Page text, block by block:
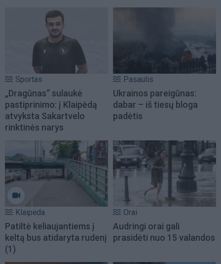
Sportas
„Dragūnas“ sulaukė
pastiprinimo: į Klaipėdą
atvyksta Sakartvelo
rinktinės narys
Pasaulis
Ukrainos pareigūnas:
dabar – iš tiesų bloga
padėtis
Klaipėda
Patiltė keliaujantiems į
keltą bus atidaryta rudenį
(1)
Orai
Audringi orai gali
prasidėti nuo 15 valandos